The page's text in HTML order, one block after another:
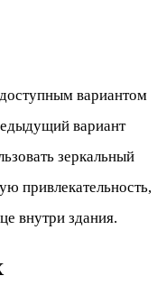
вариантом
вариант
зеркальный
привлекательность,
внутри здания.